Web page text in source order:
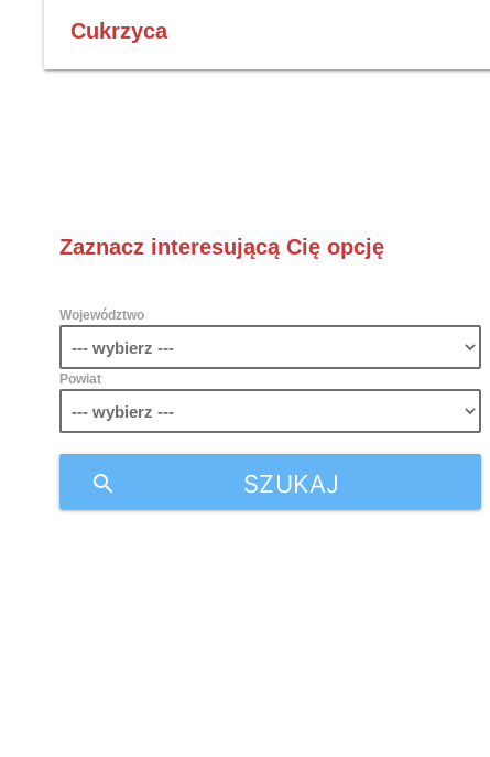
Cukrzyca
Zaznacz interesującą Cię opcję
Województwo
Powiat
SZUKAJ
search